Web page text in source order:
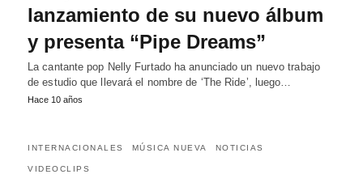
lanzamiento de su nuevo álbum
y presenta “Pipe Dreams”
La cantante pop Nelly Furtado ha anunciado un nuevo trabajo
de estudio que llevará el nombre de ‘The Ride’, luego…
Hace 10 años
INTERNACIONALES MÚSICA NUEVA NOTICIAS
VIDEOCLIPS